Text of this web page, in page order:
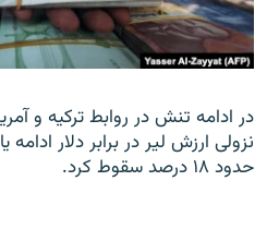
در ادامه تنش در روابط ترکیه و
نزولی ارزش لیر در برابر دلار
حدود ۱۸ درصد سقوط کرد.